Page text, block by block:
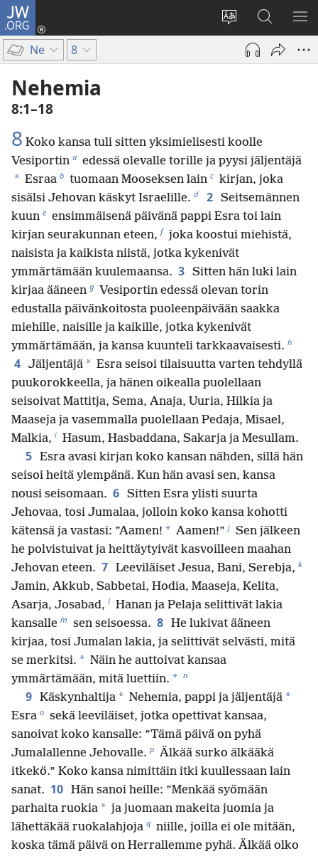
JW.ORG
Vaihda
sivuston
kieli
Kirjaudu
(avaa
ikkunan)
Hae
JW.ORG-
sivustolta
Ne 8
Nehemia
8:1–18
8 Koko kansa tuli sitten yksimielisesti koolle
Vesiportin a edessä olevalle torille ja pyysi jäljentäjä
* Esraa b tuomaan Mooseksen lain c kirjan, joka
sisälsi Jehovan käskyt Israelille. d 2 Seitsemännen
kuun e ensimmäisenä päivänä pappi Esra toi lain
kirjan seurakunnan eteen, f joka koostui miehistä,
naisista ja kaikista niistä, jotka kykenivät
ymmärtämään kuulemaansa. 3 Sitten hän luki lain
kirjaa ääneen g Vesiportin edessä olevan torin
edustalla päivänkoitosta puoleenpäivään saakka
miehille, naisille ja kaikille, jotka kykenivät
ymmärtämään, ja kansa kuunteli tarkkaavaisesti. h
4 Jäljentäjä * Esra seisoi tilaisuutta varten tehdyllä
puukorokkeella, ja hänen oikealla puolellaan
seisoivat Mattitja, Sema, Anaja, Uuria, Hilkia ja
Maaseja ja vasemmalla puolellaan Pedaja, Misael,
Malkia, i Hasum, Hasbaddana, Sakarja ja Mesullam.
5 Esra avasi kirjan koko kansan nähden, sillä hän
seisoi heitä ylempänä. Kun hän avasi sen, kansa
nousi seisomaan. 6 Sitten Esra ylisti suurta
Jehovaa, tosi Jumalaa, jolloin koko kansa kohotti
kätensä ja vastasi: ”Aamen! * Aamen!” j Sen jälkeen
he polvistuivat ja heittäytyivät kasvoilleen maahan
Jehovan eteen. 7 Leeviläiset Jesua, Bani, Serebja, k
Jamin, Akkub, Sabbetai, Hodia, Maaseja, Kelita,
Asarja, Josabad, l Hanan ja Pelaja selittivät lakia
kansalle m sen seisoessa. 8 He lukivat ääneen
kirjaa, tosi Jumalan lakia, ja selittivät selvästi, mitä
se merkitsi. * Näin he auttoivat kansaa
ymmärtämään, mitä luettiin. * n
9 Käskynhaltija * Nehemia, pappi ja jäljentäjä *
Esra o sekä leeviläiset, jotka opettivat kansaa,
sanoivat koko kansalle: ”Tämä päivä on pyhä
Jumalallenne Jehovalle. p Älkää surko älkääkä
itkekö.” Koko kansa nimittäin itki kuullessaan lain
sanat. 10 Hän sanoi heille: ”Menkää syömään
parhaita ruokia * ja juomaan makeita juomia ja
lähettäkää ruokalahjoja q niille, joilla ei ole mitään,
koska tämä päivä on Herrallemme pyhä. Älkää olko